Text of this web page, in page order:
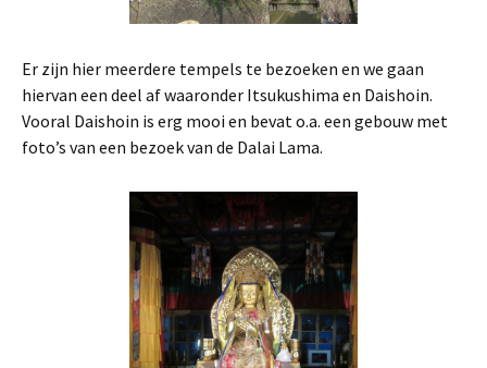
Er zijn hier meerdere tempels te bezoeken en we gaan
hiervan een deel af waaronder Itsukushima en Daishoin.
Vooral Daishoin is erg mooi en bevat o.a. een gebouw met
foto’s van een bezoek van de Dalai Lama.